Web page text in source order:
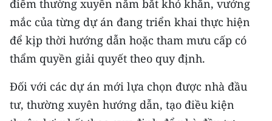
ENGLISH
中文
FRANÇAIS
РУССКИЙ
điểm thường xuyên nắm bắt khó khăn, vướng
mắc của từng dự án đang triển khai thực hiện
để kịp thời hướng dẫn hoặc tham mưu cấp có
thẩm quyền giải quyết theo quy định.
Đối với các dự án mới lựa chọn được nhà đầu
tư, thường xuyên hướng dẫn, tạo điều kiện